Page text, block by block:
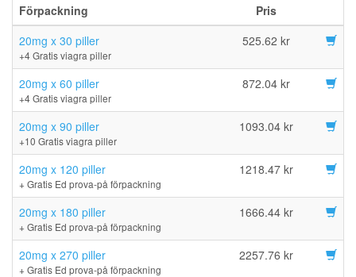
Förpackning
Pris
20mg x 30 piller
+4 Gratis viagra piller
525.62 kr
20mg x 60 piller
+4 Gratis viagra piller
872.04 kr
20mg x 90 piller
+10 Gratis viagra piller
1093.04 kr
20mg x 120 piller
+ Gratis Ed prova-på förpackning
1218.47 kr
20mg x 180 piller
+ Gratis Ed prova-på förpackning
1666.44 kr
20mg x 270 piller
+ Gratis Ed prova-på förpackning
2257.76 kr